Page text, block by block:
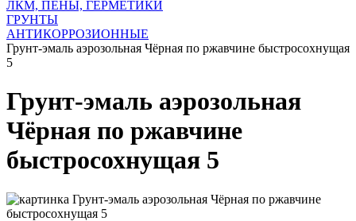
ЛКМ, ПЕНЫ, ГЕРМЕТИКИ
ГРУНТЫ
АНТИКОРРОЗИОННЫЕ
Грунт-эмаль аэрозольная Чёрная по ржавчине быстросохнущая
5
Грунт-эмаль аэрозольная
Чёрная по ржавчине
быстросохнущая 5